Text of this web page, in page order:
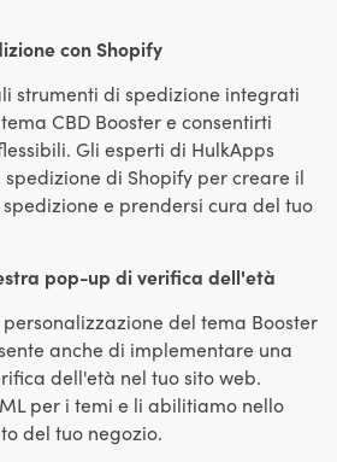
con Shopify
strumenti di spedizione integrati
CBD Booster e consentirti
Gli esperti di HulkApps
di Shopify per creare il
e prendersi cura del tuo
pop-up di verifica dell'età
del tema Booster
anche di implementare una
dell'età nel tuo sito web.
per i temi e li abilitiamo nello
del tuo negozio.